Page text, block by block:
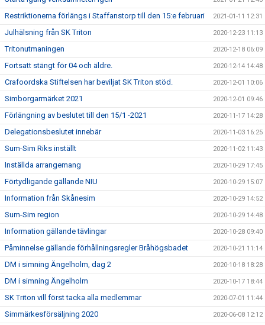
Restriktionerna förlängs i Staffanstorp till den 15:e februari 2021-01-11 12:31
Julhälsning från SK Triton 2020-12-23 11:13
Tritonutmaningen 2020-12-18 06:09
Fortsatt stängt för 04 och äldre. 2020-12-14 14:48
Crafoordska Stiftelsen har beviljat SK Triton stöd. 2020-12-01 10:06
Simborgarmärket 2021 2020-12-01 09:46
Förlängning av beslutet till den 15/1 -2021 2020-11-17 14:28
Delegationsbeslutet innebär 2020-11-03 16:25
Sum-Sim Riks inställt 2020-11-02 11:43
Inställda arrangemang 2020-10-29 17:45
Förtydligande gällande NIU 2020-10-29 15:07
Information från Skånesim 2020-10-29 14:52
Sum-Sim region 2020-10-29 14:48
Information gällande tävlingar 2020-10-28 09:40
Påminnelse gällande förhållningsregler Bråhögsbadet 2020-10-21 11:14
DM i simning Ängelholm, dag 2 2020-10-18 18:28
DM i simning Ängelholm 2020-10-17 18:44
SK Triton vill först tacka alla medlemmar 2020-07-01 11:44
Simmärkesförsäljning 2020 2020-06-08 12:12